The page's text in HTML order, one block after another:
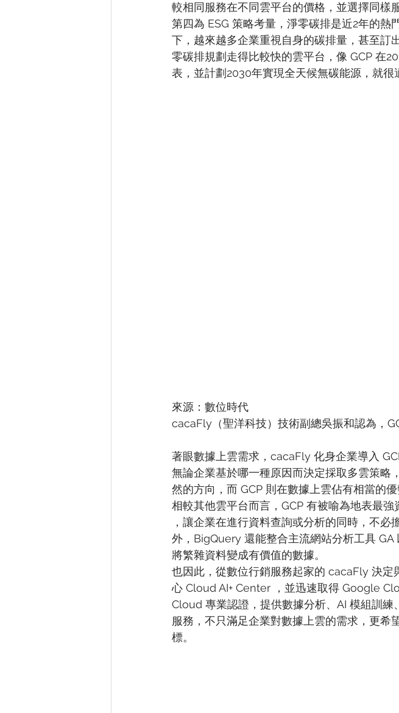
較相同服務在不同雲平台的價格，並選擇同樣
第四為 ESG 策略考量，淨零碳排是近2年的
下，越來越多企業重視自身的碳排量，甚至訂
零碳排規劃走得比較快的雲平台，像 GCP 在
表，並計劃2030年實現全天候無碳能源，就很
來源：數位時代
cacaFly（聖洋科技）技術副總吳振和認為，
著眼數據上雲需求，cacaFly 化身企業導入
無論企業基於哪一種原因而決定採取多雲策略
然的方向，而 GCP 則在數據上雲佔有相當的優
相較其他雲平台而言，GCP 有被喻為地表最
，讓企業在進行資料查詢或分析的同時，不
外，BigQuery 還能整合主流網站分析工具
將繁雜資料變成有價值的數據。
也因此，從數位行銷服務起家的 cacaFly 決
心 Cloud AI+ Center ，並迅速取得 Google
Cloud 專業認證，提供數據分析、AI 模組訓
服務，不只滿足企業對數據上雲的需求，更希
標。